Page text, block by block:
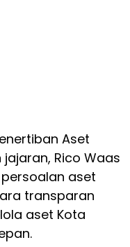
Aset
Rico Waas
aset
transparan
aset Kota